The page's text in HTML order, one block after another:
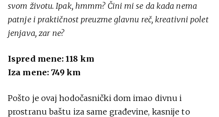
svom životu. Ipak, hmmm? Čini mi se da kada nema
patnje i praktičnost preuzme glavnu reč, kreativni polet
jenjava, zar ne?
Ispred mene: 118 km
Iza mene: 749 km
Pošto je ovaj hodočasnički dom imao divnu i
prostranu baštu iza same građevine, kasnije to